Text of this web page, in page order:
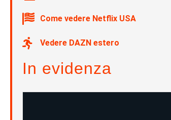
Come vedere Netflix USA
Vedere DAZN estero
In evidenza